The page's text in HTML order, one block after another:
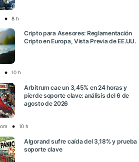
8 h
Cripto para Asesores: Reglamentación
Cripto en Europa, Vista Previa de EE.UU.
10 h
Arbitrum cae un 3,45% en 24 horas y
pierde soporte clave: análisis del 6 de
agosto de 2026
10 h
Algorand sufre caída del 3,18% y prueba
soporte clave